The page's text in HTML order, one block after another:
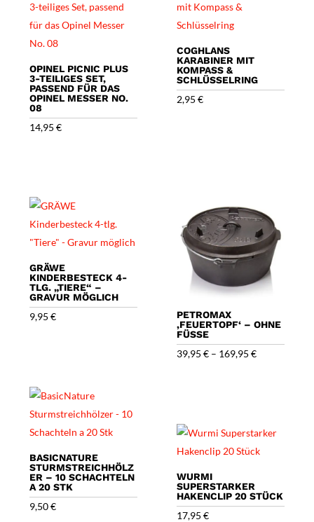
OPINEL PICNIC PLUS
3-TEILIGES SET,
PASSEND FÜR DAS
OPINEL MESSER NO.
08
14,95€
COGHLANS
KARABINER MIT
KOMPASS &
SCHLÜSSELRING
2,95€
GRÄWE
KINDERBESTECK 4-
TLG. „TIERE“ –
GRAVUR MÖGLICH
9,95€
PETROMAX
‚FEUERTOPF‘ – OHNE
FÜSSE
39,95€ – 169,95€
BASICNATURE
STURMSTREICHHÖLZ
ER – 10 SCHACHTELN
A 20 STK
9,50€
WURMI
SUPERSTARKER
HAKENCLIP 20 STÜCK
17,95€